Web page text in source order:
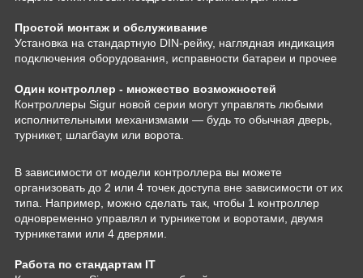
Простой монтаж и обслуживание
Установка на стандартную DIN-рейку, наглядная индикация
подключения оборудования, исправности батареи и прочее
Один контроллер - множество возможностей
Контроллеры Sigur новой серии могут управлять любыми
исполнительными механизмами — будь то обычная дверь,
турникет, шлагбаум или ворота.
В зависимости от модели контроллера вы можете
организовать до 2 или 4 точек доступа вне зависимости от их
типа. Например, можно сделать так, чтобы 1 контроллер
одновременно управлял и турникетом и воротами, двумя
турникетами или 4 дверями.
Работа по стандартам IT